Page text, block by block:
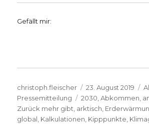
Gefällt mir:
Autor
christoph.fleischer
Veröffentlicht
am
23. August 2019
Pressemitteilung
Schlagwörter
2030 ,Abkommen
Zurück mehr gibt arktisch
global Kalkulationen Kipppunkte